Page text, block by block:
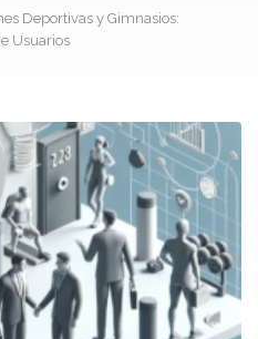
Deportivas y Gimnasios:
Usuarios